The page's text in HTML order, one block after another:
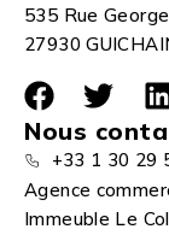
535 Rue
27930
Nous
+33 1 30 29
Agence
Immeuble Le